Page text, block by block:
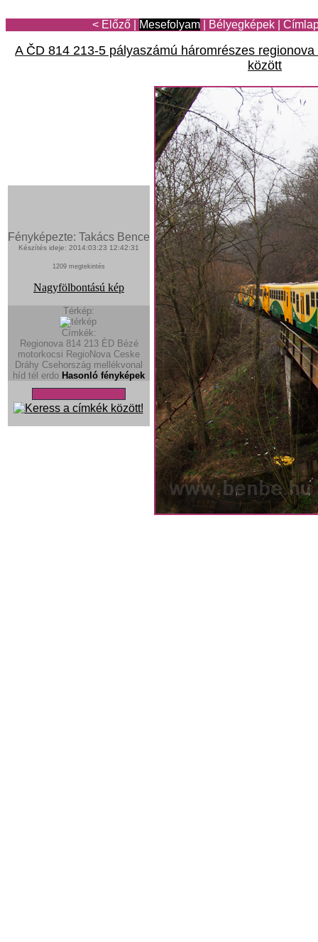
< Előző Mesefolyam Bélyegképek
A ČD 814 213-5 pályaszámú háromrészes
között
Fényképezte: Takács Bence
Készítés ideje: 2014:03:23 12:42:31
1209 megtekintés
Nagyfölbontású kép
Térkép:
Címkék:
Regionova 814 213 ÈD Bézé
motorkocsi RegioNova Ceske
Dráhy Csehország mellékvonal
híd tél erdo Hasonló fényképek